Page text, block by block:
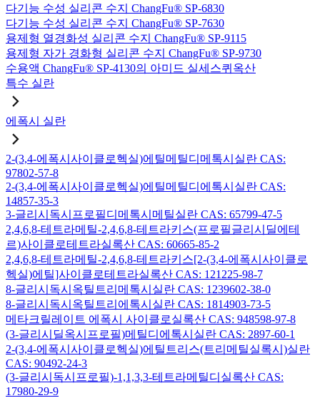
다기능 수성 실리콘 수지 ChangFu® SP-6830
다기능 수성 실리콘 수지 ChangFu® SP-7630
용제형 열경화성 실리콘 수지 ChangFu® SP-9115
용제형 자가 경화형 실리콘 수지 ChangFu® SP-9730
수용액 ChangFu® SP-4130의 아미드 실세스퀴옥산
특수 실란
에폭시 실란
2-(3,4-에폭시사이클로헥실)에틸메틸디메톡시실란 CAS:
97802-57-8
2-(3,4-에폭시사이클로헥실)에틸메틸디에톡시실란 CAS:
14857-35-3
3-글리시독시프로필디메톡시메틸실란 CAS: 65799-47-5
2,4,6,8-테트라메틸-2,4,6,8-테트라키스(프로필글리시딜에테
르)사이클로테트라실록산 CAS: 60665-85-2
2,4,6,8-테트라메틸-2,4,6,8-테트라키스[2-(3,4-에폭시사이클로
헥실)에틸]사이클로테트라실록산 CAS: 121225-98-7
8-글리시독시옥틸트리메톡시실란 CAS: 1239602-38-0
8-글리시독시옥틸트리에톡시실란 CAS: 1814903-73-5
메타크릴레이트 에폭시 사이클로실록산 CAS: 948598-97-8
(3-글리시딜옥시프로필)메틸디에톡시실란 CAS: 2897-60-1
2-(3,4-에폭시사이클로헥실)에틸트리스(트리메틸실록시)실란
CAS: 90492-24-3
(3-글리시독시프로필)-1,1,3,3-테트라메틸디실록산 CAS:
17980-29-9